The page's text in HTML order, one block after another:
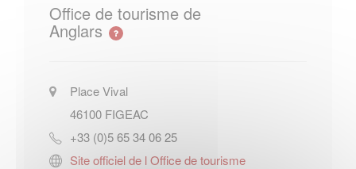
Office de tourisme de
Anglars
Place Vival
46100 FIGEAC
+33 (0)5 65 34 06 25
Site officiel de l Office de tourisme